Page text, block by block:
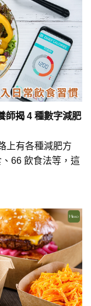
師揭 4 種數字減肥
上有各種減肥方
66 飲食法等，這